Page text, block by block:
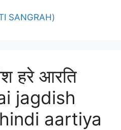
SANGRAH)
हरे आरति
jagdish
aartiya